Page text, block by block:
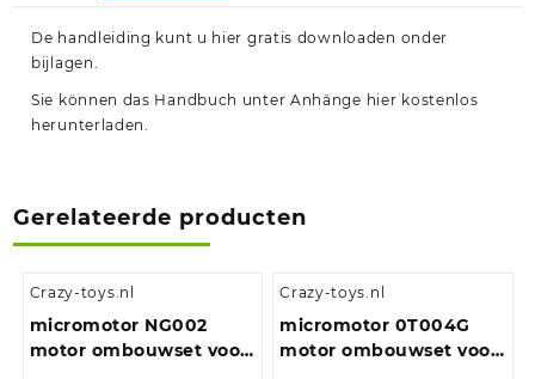
De handleiding kunt u hier gratis downloaden onder
bijlagen.
Sie können das Handbuch unter Anhänge hier kostenlos
herunterladen.
Gerelateerde producten
Crazy-toys.nl
micromotor NG002
motor ombouwset voor
Crazy-toys.nl
micromotor 0T004G
motor ombouwset voor